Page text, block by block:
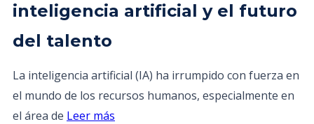
inteligencia artificial y el futuro
del talento
La inteligencia artificial (IA) ha irrumpido con fuerza en
el mundo de los recursos humanos, especialmente en
el área de Leer más